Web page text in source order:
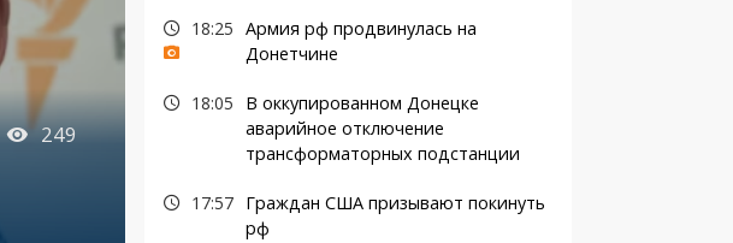
249
18:25 Армия рф продвинулась на
Донетчине
18:05
В оккупированном Донецке
аварийное отключение
трансформаторных подстанции
17:57
Граждан США призывают покинуть
рф